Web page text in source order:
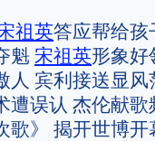
祖英答应帮给孩
魁 宋祖英形象好
人 宾利接送显风
遭误认 杰伦献歌
歌》 揭开世博开